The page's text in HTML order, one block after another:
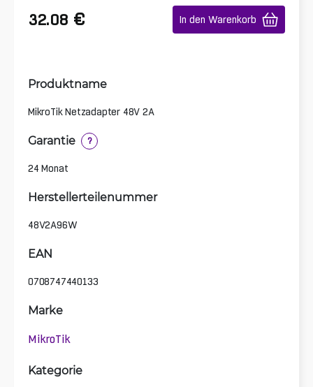
32.08 € In den Warenkorb
Produktname
MikroTik Netzadapter 48V 2A
Garantie ?
24 Monat
Herstellerteilenummer
48V2A96W
EAN
0708747440133
Marke
MikroTik
Kategorie